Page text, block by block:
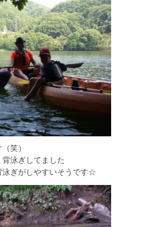
笑）
泳ぎしてました
泳ぎがしやすいそうです☆